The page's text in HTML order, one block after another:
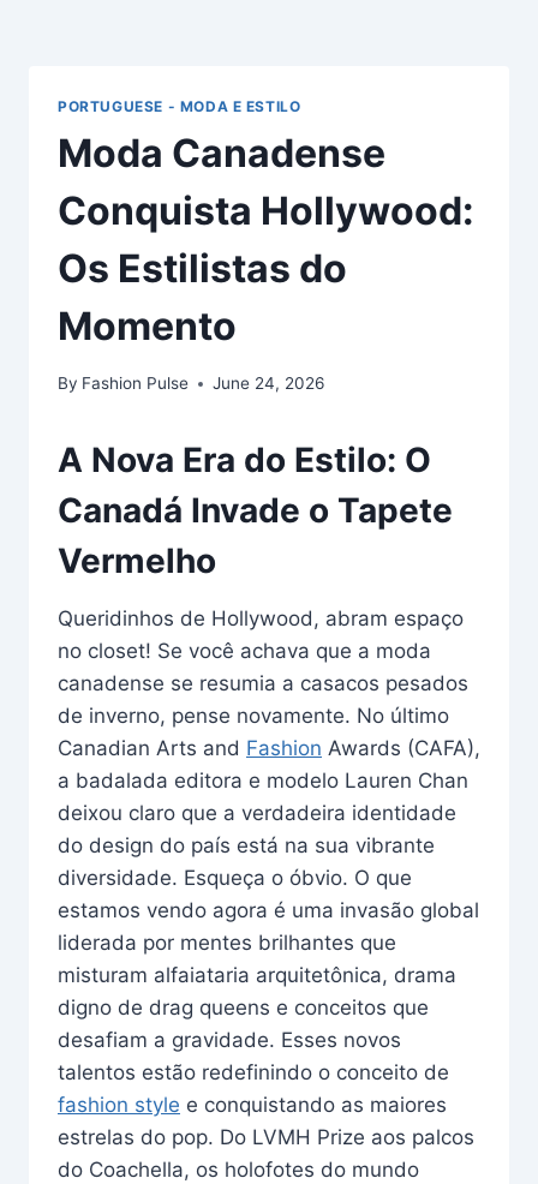
PORTUGUESE - MODA E ESTILO
Moda Canadense
Conquista Hollywood:
Os Estilistas do
Momento
By Fashion Pulse June 24, 2026
A Nova Era do Estilo: O
Canadá Invade o Tapete
Vermelho
Queridinhos de Hollywood, abram espaço
no closet! Se você achava que a moda
canadense se resumia a casacos pesados
de inverno, pense novamente. No último
Canadian Arts and Fashion Awards (CAFA),
a badalada editora e modelo Lauren Chan
deixou claro que a verdadeira identidade
do design do país está na sua vibrante
diversidade. Esqueça o óbvio. O que
estamos vendo agora é uma invasão global
liderada por mentes brilhantes que
misturam alfaiataria arquitetônica, drama
digno de drag queens e conceitos que
desafiam a gravidade. Esses novos
talentos estão redefinindo o conceito de
fashion style e conquistando as maiores
estrelas do pop. Do LVMH Prize aos palcos
do Coachella, os holofotes do mundo